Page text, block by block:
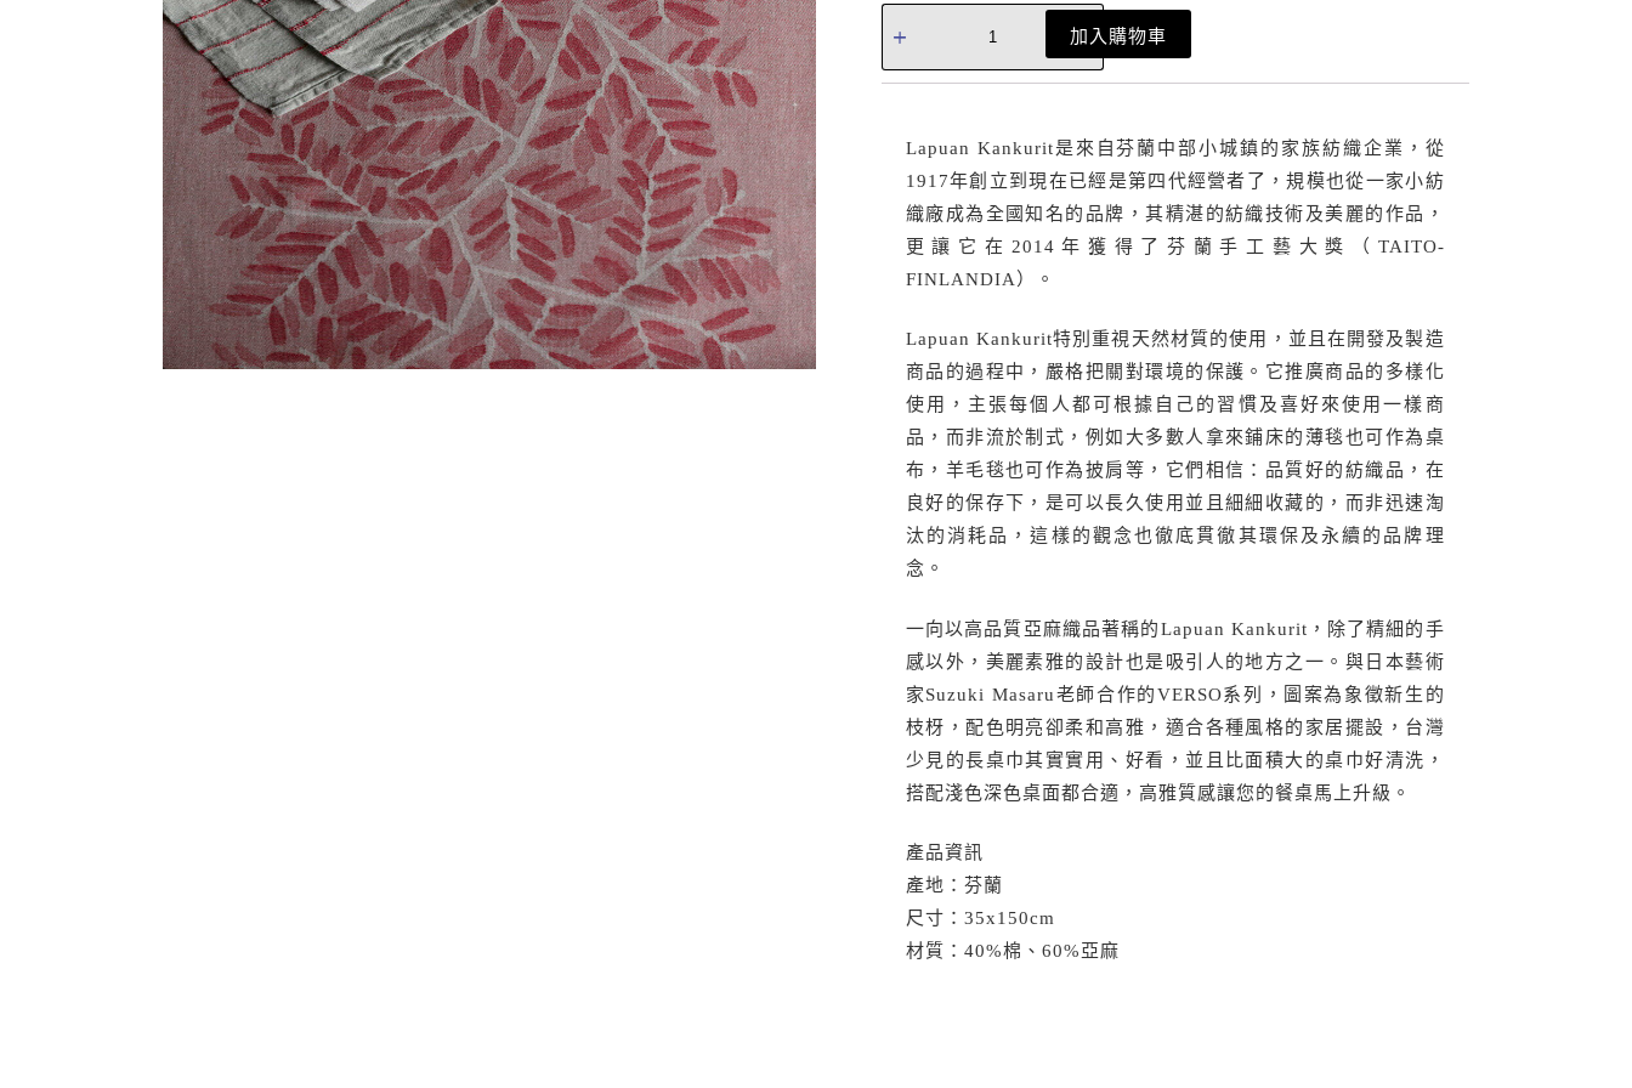
加入購物車
Lapuan Kankurit是來自芬蘭中部小城鎮的家族紡織企業，從
1917年創立到現在已經是第四代經營者了，規模也從一家小紡
織廠成為全國知名的品牌，其精湛的紡織技術及美麗的作品，
更讓它在2014年獲得了芬蘭手工藝大獎（TAITO-
FINLANDIA）。
Lapuan Kankurit特別重視天然材質的使用，並且在開發及製造
商品的過程中，嚴格把關對環境的保護。它推廣商品的多樣化
使用，主張每個人都可根據自己的習慣及喜好來使用一樣商
品，而非流於制式，例如大多數人拿來鋪床的薄毯也可作為桌
布，羊毛毯也可作為披肩等，它們相信：品質好的紡織品，在
良好的保存下，是可以長久使用並且細細收藏的，而非迅速淘
汰的消耗品，這樣的觀念也徹底貫徹其環保及永續的品牌理
念。
一向以高品質亞麻織品著稱的Lapuan Kankurit，除了精細的手
感以外，美麗素雅的設計也是吸引人的地方之一。與日本藝術
家Suzuki Masaru老師合作的VERSO系列，圖案為象徵新生的
枝枒，配色明亮卻柔和高雅，適合各種風格的家居擺設，台灣
少見的長桌巾其實實用、好看，並且比面積大的桌巾好清洗，
搭配淺色深色桌面都合適，高雅質感讓您的餐桌馬上升級。
產品資訊
產地：芬蘭
尺寸：35x150cm
材質：40%棉、60%亞麻